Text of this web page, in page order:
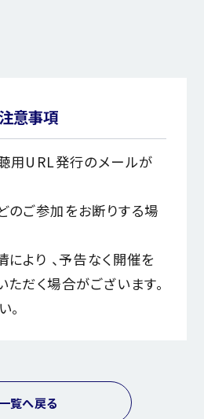
注意事項
用URL発行のメールが
のご参加をお断りする場
により 、予告なく開催を
ただく場合がございます。
。
一覧へ戻る